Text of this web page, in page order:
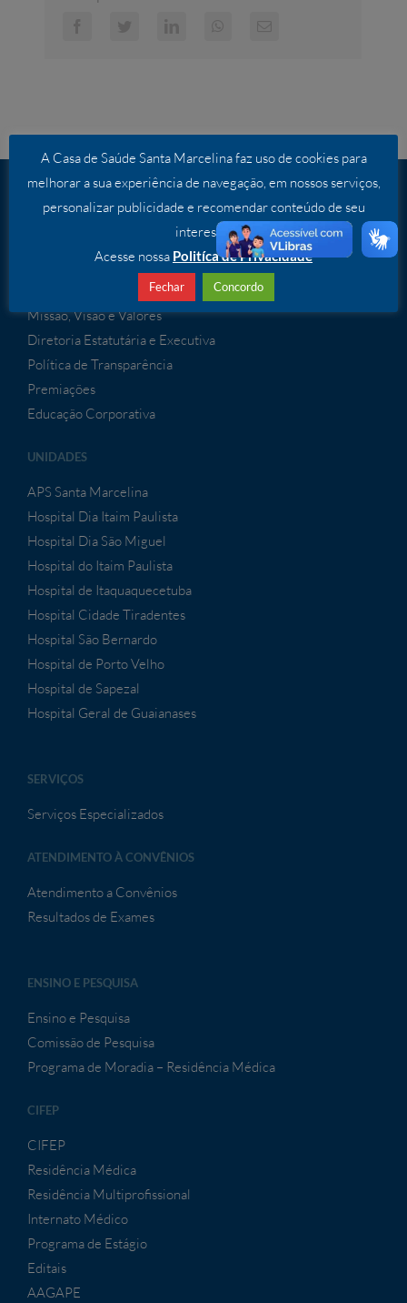
INSTITUCIONAL
Missão, Visão e Valores
Diretoria Estatutária e Executiva
Política de Transparência
Premiações
Educação Corporativa
UNIDADES
APS Santa Marcelina
Hospital Dia Itaim Paulista
Hospital Dia São Miguel
Hospital do Itaim Paulista
Hospital de Itaquaquecetuba
Hospital Cidade Tiradentes
Hospital São Bernardo
Hospital de Porto Velho
Hospital de Sapezal
Hospital Geral de Guaianases
SERVIÇOS
Serviços Especializados
ATENDIMENTO À CONVÊNIOS
Atendimento a Convênios
Resultados de Exames
ENSINO E PESQUISA
Ensino e Pesquisa
Comissão de Pesquisa
Programa de Moradia – Residência Médica
CIFEP
CIFEP
Residência Médica
Residência Multiprofissional
Internato Médico
Programa de Estágio
Editais
AAGAPE
A Casa de Saúde Santa Marcelina faz uso de cookies para
melhorar a sua experiência de navegação, em nossos serviços,
personalizar publicidade e recomendar conteúdo de seu
interesse.
Acesse nossa Politíca de Privacidade
Fechar Concordo